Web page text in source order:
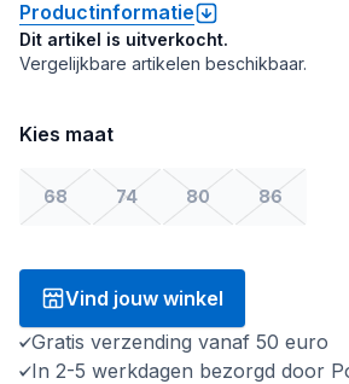
Productinformatie
Dit artikel is uitverkocht.
Vergelijkbare artikelen beschikbaar.
Kies maat
68 74 80 86
Vind jouw winkel
Gratis verzending vanaf 50 euro
In 2-5 werkdagen bezorgd door